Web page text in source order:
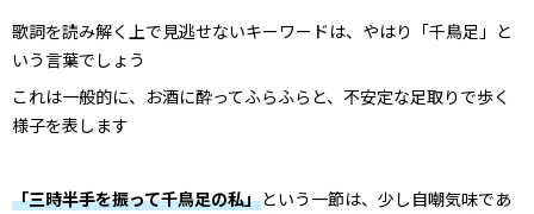
歌詞を読み解く上で見逃せないキーワードは、やはり「千鳥足」と
いう言葉でしょう
これは一般的に、お酒に酔ってふらふらと、不安定な足取りで歩く
様子を表します
「三時半手を振って千鳥足の私」という一節は、少し自嘲気味であ